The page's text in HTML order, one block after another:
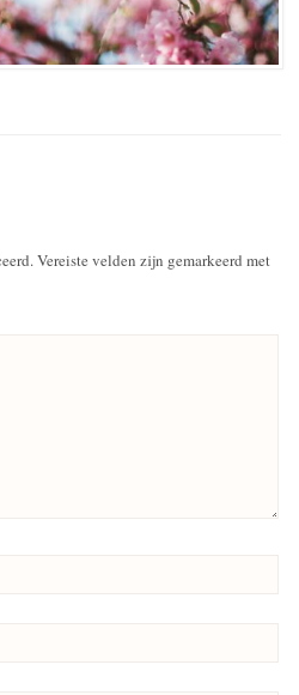
Vereiste velden zijn gemarkeerd met